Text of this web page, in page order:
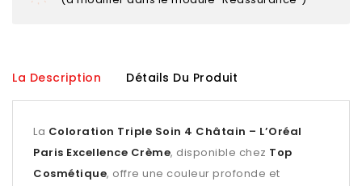
La Description Détails Du Produit
La Coloration Triple Soin 4 Châtain – L’Oréal
Paris Excellence Crème, disponible chez Top
Cosmétique, offre une couleur profonde et